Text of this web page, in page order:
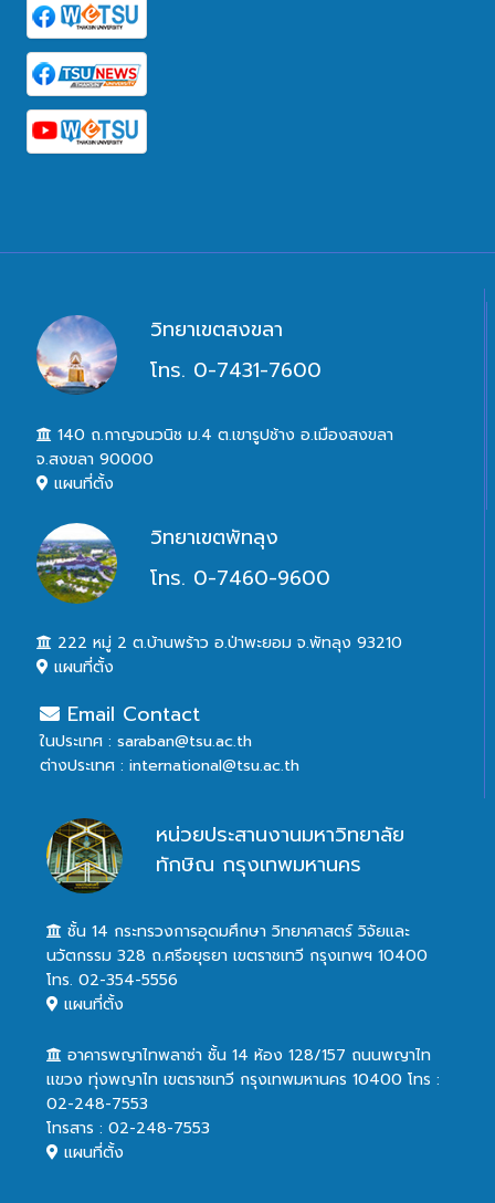
วิทยาเขตสงขลา
โทร. 0-7431-7600
140 ถ.กาญจนวนิช ม.4 ต.เขารูปช้าง อ.เมืองสงขลา
จ.สงขลา 90000
แผนที่ตั้ง
วิทยาเขตพัทลุง
โทร. 0-7460-9600
222 หมู่ 2 ต.บ้านพร้าว อ.ป่าพะยอม จ.พัทลุง 93210
แผนที่ตั้ง
Email Contact
ในประเทศ : saraban@tsu.ac.th
ต่างประเทศ : international@tsu.ac.th
หน่วยประสานงานมหาวิทยาลัย
ทักษิณ กรุงเทพมหานคร
ชั้น 14 กระทรวงการอุดมศึกษา วิทยาศาสตร์ วิจัยและ
นวัตกรรม 328 ถ.ศรีอยุธยา เขตราชเทวี กรุงเทพฯ 10400
โทร. 02-354-5556
แผนที่ตั้ง
อาคารพญาไทพลาซ่า ชั้น 14 ห้อง 128/157 ถนนพญาไท
แขวง ทุ่งพญาไท เขตราชเทวี กรุงเทพมหานคร 10400 โทร :
02-248-7553
โทรสาร : 02-248-7553
แผนที่ตั้ง